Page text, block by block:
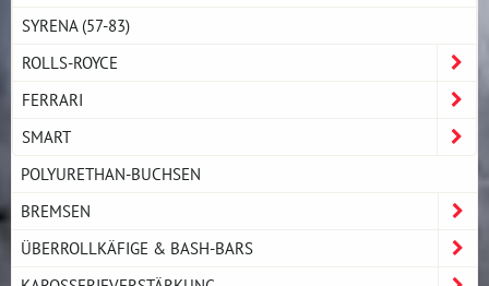
SYRENA (57-83)
ROLLS-ROYCE
FERRARI
SMART
POLYURETHAN-BUCHSEN
BREMSEN
ÜBERROLLKÄFIGE & BASH-BARS